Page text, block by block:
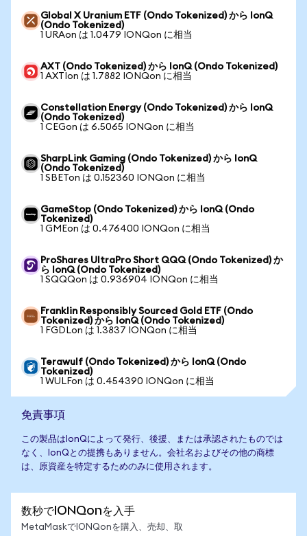
Global X Uranium ETF (Ondo Tokenized) から IonQ
(Ondo Tokenized)
1 URAon は 1.0479 IONQon に相当
AXT (Ondo Tokenized) から IonQ (Ondo Tokenized)
1 AXTIon は 1.7882 IONQon に相当
Constellation Energy (Ondo Tokenized) から IonQ
(Ondo Tokenized)
1 CEGon は 6.5065 IONQon に相当
SharpLink Gaming (Ondo Tokenized) から IonQ
(Ondo Tokenized)
1 SBETon は 0.152360 IONQon に相当
GameStop (Ondo Tokenized) から IonQ (Ondo
Tokenized)
1 GMEon は 0.476400 IONQon に相当
ProShares UltraPro Short QQQ (Ondo Tokenized) か
ら IonQ (Ondo Tokenized)
1 SQQQon は 0.936904 IONQon に相当
Franklin Responsibly Sourced Gold ETF (Ondo
Tokenized) から IonQ (Ondo Tokenized)
1 FGDLon は 1.3837 IONQon に相当
Terawulf (Ondo Tokenized) から IonQ (Ondo
Tokenized)
1 WULFon は 0.454390 IONQon に相当
免責事項
この製品はIonQによって発行、後援、または承認されたものでは
なく、IonQとの提携もありません。会社名およびその他の商標
は、原資産を特定するためのみに使用されます。
数秒でIONQonを入手
MetaMaskでIONQonを購入、売却、取